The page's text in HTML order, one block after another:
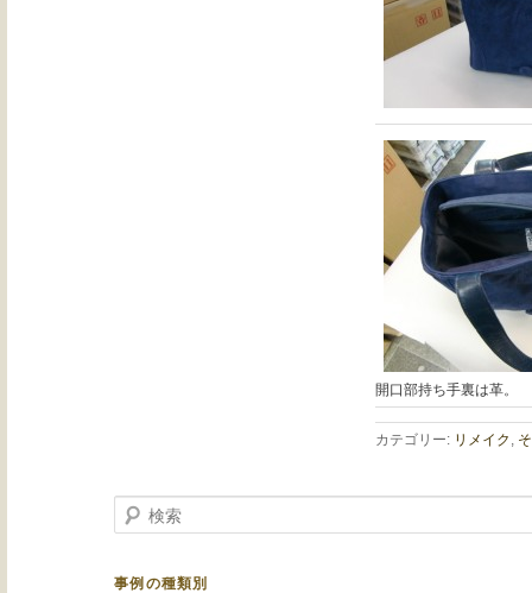
開口部持ち手裏は革。
カテゴリー: リメイク ,
検索
事例の種類別